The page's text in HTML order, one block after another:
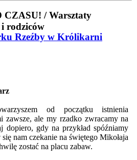
Rzeźby w Królikarni
/ Warsztaty
i rodziców
od początku istnienia
zawsze, ale my rzadko zwracamy na
dopiero, gdy na przykład spóźniamy
nam czekanie na świętego Mikołaja
zostać na placu zabaw.